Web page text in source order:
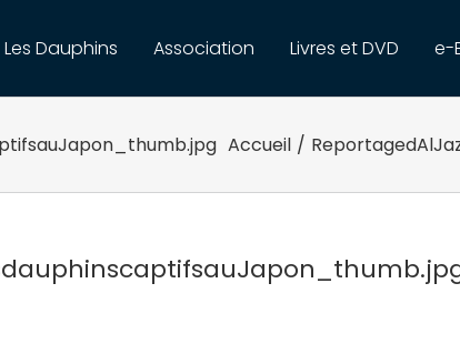
Les Dauphins Association Livres et DVD e-
Accueil /